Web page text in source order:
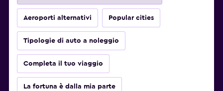
Aeroporti alternativi Popular cities
Tipologie di auto a noleggio
Completa il tuo viaggio
La fortuna è dalla mia parte